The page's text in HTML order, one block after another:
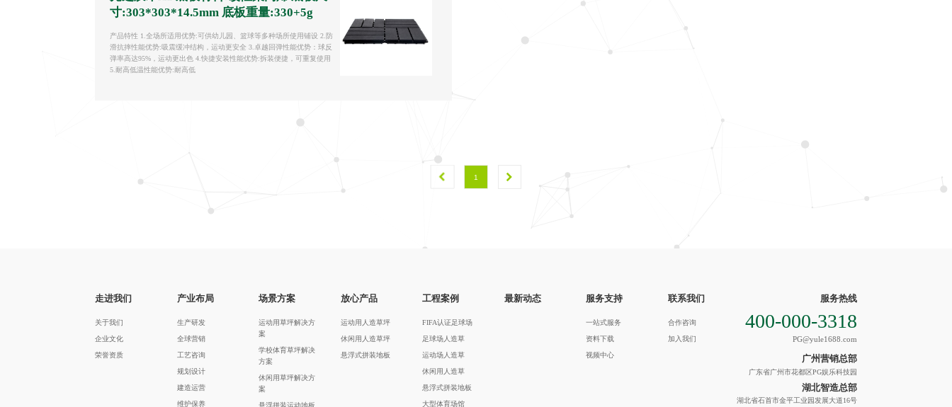
寸:303*303*14.5mm 底板重量:330+5g
产品特性 1.全场所适用优势:可供幼儿园、篮球等多种场所使用铺设 2.防
滑抗摔性能优势:吸震缓冲结构，运动更安全 3.卓越回弹性能优势：球反
弹率高达95%，运动更出色 4.快捷安装性能优势:拆装便捷，可重复使用
5.耐高低温性能优势:耐高低
1
走进我们
关于我们
企业文化
荣誉资质
产业布局
生产研发
全球营销
工艺咨询
规划设计
建造运营
维护保养
场景方案
运动用草坪解决方
案
学校体育草坪解决
方案
休闲用草坪解决方
案
悬浮拼装运动地板
放心产品
运动用人造草坪
休闲用人造草坪
悬浮式拼装地板
工程案例
FIFA认证足球场
足球场人造草
运动场人造草
休闲用人造草
悬浮式拼装地板
大型体育场馆
最新动态 服务支持
一站式服务
资料下载
视频中心
联系我们
合作咨询
加入我们
服务热线
400-000-3318
PG@yule1688.com
广州营销总部
广东省广州市花都区PG娱乐科技园
湖北智造总部
湖北省石首市金平工业园发展大道16号